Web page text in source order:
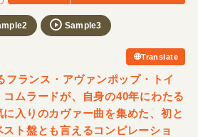
Sample3
Translate
フランス・アヴァンポップ・トイ
ムラードが、自身の40年にわたる
入りのカヴァー曲を集めた、初と
ト盤とも言えるコンピレーショ